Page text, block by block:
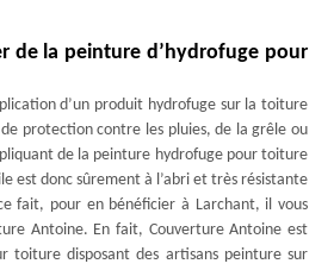
de la peinture d’hydrofuge pour
d’un produit hydrofuge sur la toiture
protection contre les pluies, de la grêle ou
de la peinture hydrofuge pour toiture
est donc sûrement à l’abri et très résistante
fait, pour en bénéficier à Larchant, il vous
Antoine. En fait, Couverture Antoine est
toiture disposant des artisans peinture sur